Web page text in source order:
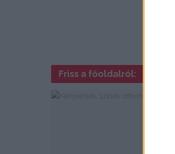
Friss a főoldalról: